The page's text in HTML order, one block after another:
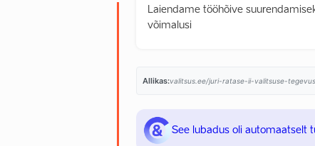
Laiendame tööhõive
võimalusi
Allikas:valitsus.ee/juri-ratase-ii-valitsuse-
See lubadus oli automaatselt